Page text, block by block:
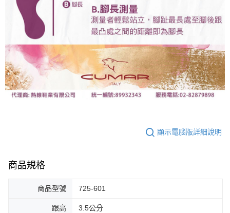
顯示電腦版詳細說明
商品規格
商品型號 725-601
跟高 3.5公分